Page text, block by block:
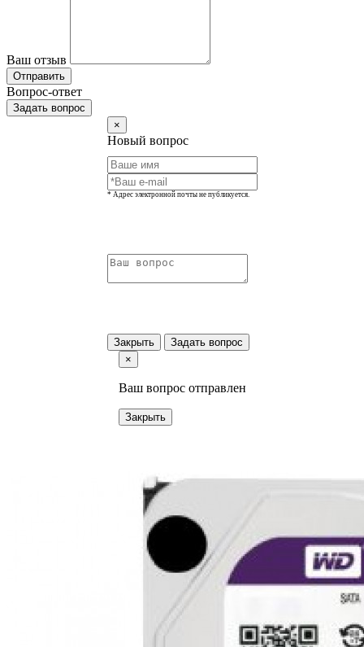
Ваш отзыв
Отправить
Вопрос-ответ
Задать вопрос
×
Новый вопрос
* Адрес электронной почты не публикуется.
Закрыть
Задать вопрос
×
Ваш вопрос отправлен
Закрыть